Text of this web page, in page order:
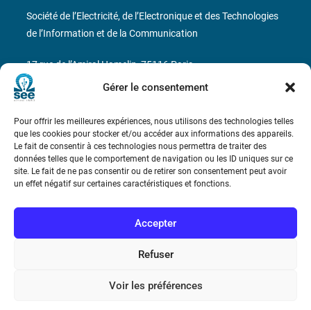
Gérer le consentement
Pour offrir les meilleures expériences, nous utilisons des technologies telles
que les cookies pour stocker et/ou accéder aux informations des appareils.
Le fait de consentir à ces technologies nous permettra de traiter des
données telles que le comportement de navigation ou les ID uniques sur ce
site. Le fait de ne pas consentir ou de retirer son consentement peut avoir
un effet négatif sur certaines caractéristiques et fonctions.
Accepter
Refuser
Voir les préférences
Bicentenaire des découvertes d’André-
Conditions Générales de Vente
Société de l’Electricité, de l’Electronique et des Technologies
de l’Information et de la Communication
17 rue de l’Amiral Hamelin75116 Paris
Métro : « Boissière » Ligne 6 et « Iéna » Ligne 9
Téléphone : (+33) 1 56 90 37 17
N° de SIREN : 785 393 232, Code APE : 9412Z TVA intra-
communautaire : FR44 785 393 232